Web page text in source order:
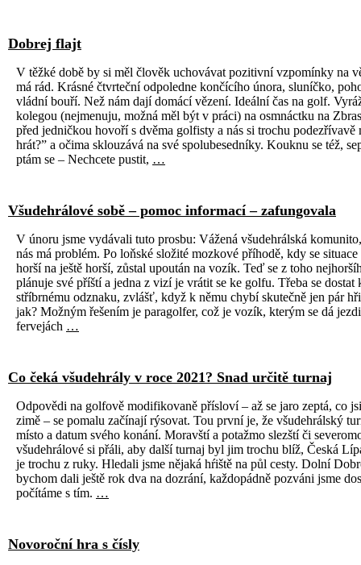
Dobrej flajt
V těžké době by si měl člověk uchovávat pozitivní vzpomínky na
má rád. Krásné čtvrteční odpoledne končícího února, sluníčko,
vládní bouří. Než nám dají domácí vězení. Ideální čas na golf.
kolegou (nejmenuju, možná měl být v práci) na osmnáctku na
před jedničkou hovoří s dvěma golfisty a nás si trochu podezřívavě
hrát?” a očima sklouzává na své spolubesedníky. Kouknu se též,
ptám se – Nechcete pustit, …
Všudehrálové sobě – pomoc informací – zafungovala
V únoru jsme vydávali tuto prosbu: Vážená všudehrálská
nás má problém. Po loňské složité mozkové příhodě, kdy se
horší na ještě horší, zůstal upoután na vozík. Teď se z toho
plánuje své příští a jedna z vizí je vrátit se ke golfu. Třeba se dostat
stříbrnému odznaku, zvlášť, když k němu chybí skutečně jen pár
jak? Možným řešením je paragolfer, což je vozík, kterým se dá
fervejách …
Co čeká všudehrály v roce 2021? Snad určitě turnaj
Odpovědi na golfově modifikovaně přísloví – až se jaro zeptá, co
zimě – se pomalu začínají rýsovat. Tou první je, že všudehrálský
místo a datum svého konání. Moravští a potažmo slezští či
všudehrálové si přáli, aby další turnaj byl jim trochu blíž, Česká
je trochu z ruky. Hledali jsme nějaká hŕiště na půl cesty. Dolní
bychom dali ještě rok dva na dozrání, každopádně pozváni jsme
počítáme s tím. …
Novoroční hra s čísly